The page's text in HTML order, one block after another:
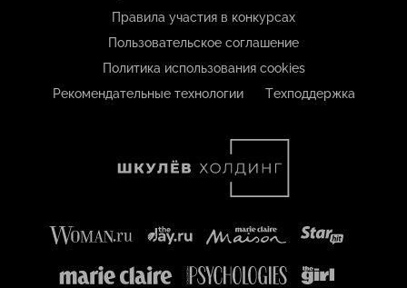
Правила участия в конкурсах
Пользовательское соглашение
Политика использования cookies
Рекомендательные технологии
Техподдержка